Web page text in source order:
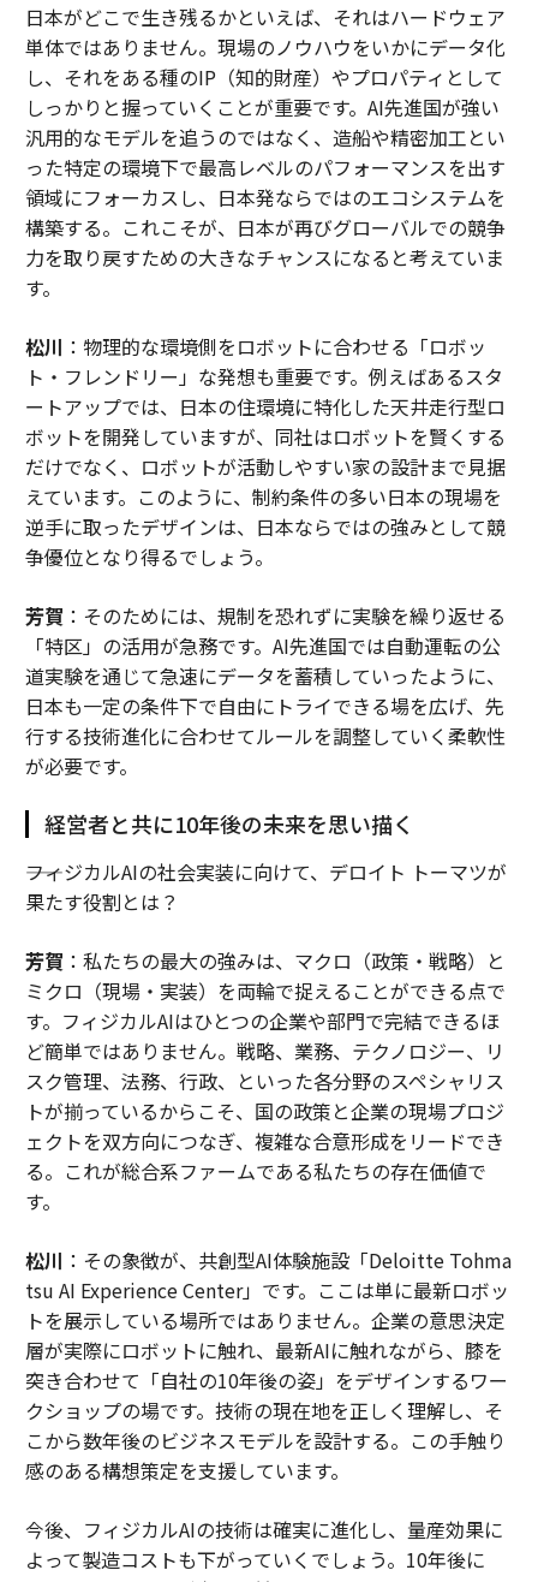
日本がどこで生き残るかといえば、それはハードウェア
単体ではありません。現場のノウハウをいかにデータ化
し、それをある種のIP（知的財産）やプロパティとして
しっかりと握っていくことが重要です。AI先進国が強い
汎用的なモデルを追うのではなく、造船や精密加工とい
った特定の環境下で最高レベルのパフォーマンスを出す
領域にフォーカスし、日本発ならではのエコシステムを
構築する。これこそが、日本が再びグローバルでの競争
力を取り戻すための大きなチャンスになると考えていま
す。
松川 ：物理的な環境側をロボットに合わせる「ロボッ
ト・フレンドリー」な発想も重要です。例えばあるスタ
ートアップでは、日本の住環境に特化した天井走行型ロ
ボットを開発していますが、同社はロボットを賢くする
だけでなく、ロボットが活動しやすい家の設計まで見据
えています。このように、制約条件の多い日本の現場を
逆手に取ったデザインは、日本ならではの強みとして競
争優位となり得るでしょう。
芳賀 ：そのためには、規制を恐れずに実験を繰り返せる
「特区」の活用が急務です。AI先進国では自動運転の公
道実験を通じて急速にデータを蓄積していったように、
日本も一定の条件下で自由にトライできる場を広げ、先
行する技術進化に合わせてルールを調整していく柔軟性
が必要です。
経営者と共に10年後の未来を思い描く
――フィジカルAIの社会実装に向けて、デロイト トーマツが
果たす役割とは？
芳賀 ：私たちの最大の強みは、マクロ（政策・戦略）と
ミクロ（現場・実装）を両輪で捉えることができる点で
す。フィジカルAIはひとつの企業や部門で完結できるほ
ど簡単ではありません。戦略、業務、テクノロジー、リ
スク管理、法務、行政、といった各分野のスペシャリス
トが揃っているからこそ、国の政策と企業の現場プロジ
ェクトを双方向につなぎ、複雑な合意形成をリードでき
る。これが総合系ファームである私たちの存在価値で
す。
松川 ：その象徴が、共創型AI体験施設「Deloitte Tohma
tsu AI Experience Center」です。ここは単に最新ロボッ
トを展示している場所ではありません。企業の意思決定
層が実際にロボットに触れ、最新AIに触れながら、膝を
突き合わせて「自社の10年後の姿」をデザインするワー
クショップの場です。技術の現在地を正しく理解し、そ
こから数年後のビジネスモデルを設計する。この手触り
感のある構想策定を支援しています。
今後、フィジカルAIの技術は確実に進化し、量産効果に
よって製造コストも下がっていくでしょう。10年後に